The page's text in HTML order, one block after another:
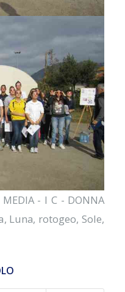
MEDIA - I C - DONNA
, Luna, rotogeo,Sole,